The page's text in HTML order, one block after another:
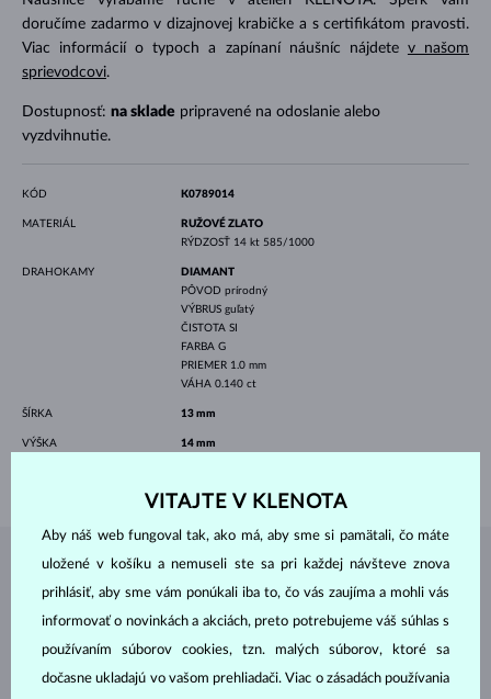
doručíme zadarmo v dizajnovej krabičke a s certifikátom pravosti.
Viac informácií o typoch a zapínaní náušníc nájdete v našom
sprievodcovi.
Dostupnosť: na sklade pripravené na odoslanie alebo
vyzdvihnutie.
KÓD K0789014
MATERIÁL
RUŽOVÉ ZLATO
RÝDZOSŤ 14 kt 585/1000
DRAHOKAMY
DIAMANT
PÔVOD prírodný
VÝBRUS guľatý
ČISTOTA SI
FARBA G
PRIEMER 1.0 mm
VÁHA 0.140 ct
ŠÍRKA 13 mm
VÝŠKA 14 mm
ŠPERKY ZATELIÉRU KLENOTA
VITAJTE V KLENOTA
Aby náš web fungoval tak, ako má, aby sme si pamätali, čo máte
uložené v košíku a nemuseli ste sa pri každej návšteve znova
prihlásiť, aby sme vám ponúkali iba to, čo vás zaujíma a mohli vás
informovať o novinkách a akciách, preto potrebujeme váš súhlas s
používaním súborov cookies, tzn. malých súborov, ktoré sa
dočasne ukladajú vo vašom prehliadači. Viac o zásadách používania